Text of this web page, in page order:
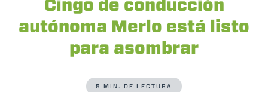
Cingo de conducción
autónoma Merlo está listo
para asombrar
5 MIN. DE LECTURA